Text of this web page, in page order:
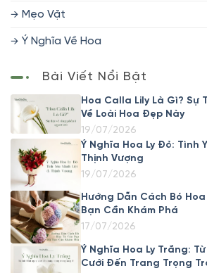
Mẹo Vặt
Ý Nghĩa Về Hoa
Bài Viết Nổi Bật
Hoa Calla Lily Là Gì? Sự
Về Loài Hoa Đẹp Này
19/07/2026
Ý Nghĩa Hoa Ly Đỏ: Tình
Thịnh Vượng
19/07/2026
Hướng Dẫn Cách Bó
Bạn Cần Khám Phá
17/07/2026
Ý Nghĩa Hoa Ly Trắng:
Cưới Đến Trang Trọng